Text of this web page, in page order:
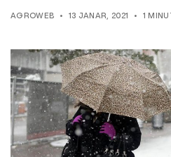
AGROWEB 13 JANAR, 2021 1